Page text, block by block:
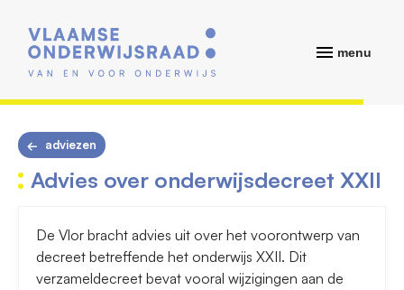
menu
adviezen
Advies over onderwijsdecreet XXII
De Vlor bracht advies uit over het voorontwerp van
decreet betreffende het onderwijs XXII. Dit
verzameldecreet bevat vooral wijzigingen aan de